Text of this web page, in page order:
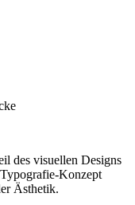
des visuellen Designs
Konzept
Ästhetik.